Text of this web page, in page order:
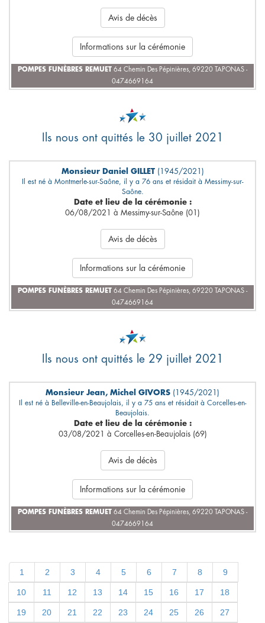
Avis de décès
Informations sur la cérémonie
POMPES FUNÈBRES REMUET 64 Chemin Des Pépinières, 69220 TAPONAS -
0474669164
Ils nous ont quittés le 30 juillet 2021
Monsieur Daniel GILLET (1945/2021)
Il est né à Montmerle-sur-Saône, il y a 76 ans et résidait à Messimy-sur-
Saône.
Date et lieu de la cérémonie :
06/08/2021 à Messimy-sur-Saône (01)
Avis de décès
Informations sur la cérémonie
POMPES FUNÈBRES REMUET 64 Chemin Des Pépinières, 69220 TAPONAS -
0474669164
Ils nous ont quittés le 29 juillet 2021
Monsieur Jean, Michel GIVORS (1945/2021)
Il est né à Belleville-en-Beaujolais, il y a 75 ans et résidait à Corcelles-en-
Beaujolais.
Date et lieu de la cérémonie :
03/08/2021 à Corcelles-en-Beaujolais (69)
Avis de décès
Informations sur la cérémonie
POMPES FUNÈBRES REMUET 64 Chemin Des Pépinières, 69220 TAPONAS -
0474669164
1 2 3 4 5 6 7 8 9
10 11 12 13 14 15 16 17 18
19 20 21 22 23 24 25 26 27